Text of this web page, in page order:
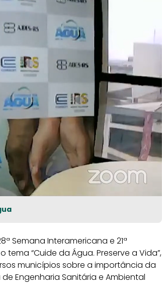
Semana Interamericana e 21ª
“Cuide da Água. Preserve a Vida”,
municípios sobre a importância da
Engenharia Sanitária e Ambiental